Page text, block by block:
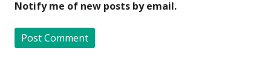
Notify me of new posts by email.